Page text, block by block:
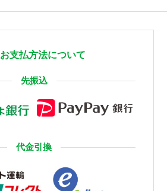
お支払方法について
先振込
代金引換